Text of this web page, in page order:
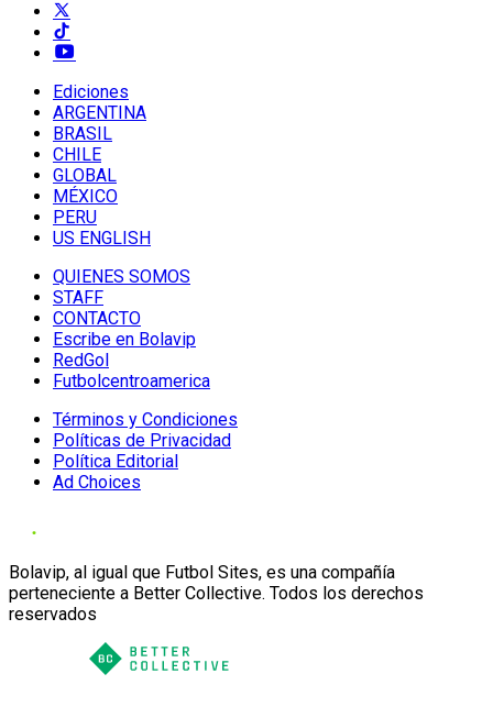
Ediciones
ARGENTINA
BRASIL
CHILE
GLOBAL
MÉXICO
PERU
US ENGLISH
QUIENES SOMOS
STAFF
CONTACTO
Escribe en Bolavip
RedGol
Futbolcentroamerica
Términos y Condiciones
Políticas de Privacidad
Política Editorial
Ad Choices
Bolavip, al igual que Futbol Sites, es una compañía
perteneciente a Better Collective. Todos los derechos
reservados